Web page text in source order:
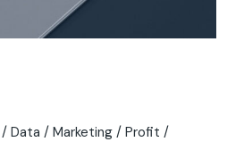
Data Marketing
Profit